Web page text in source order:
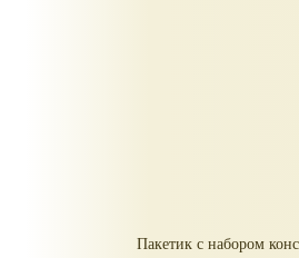
Пакетик с набором